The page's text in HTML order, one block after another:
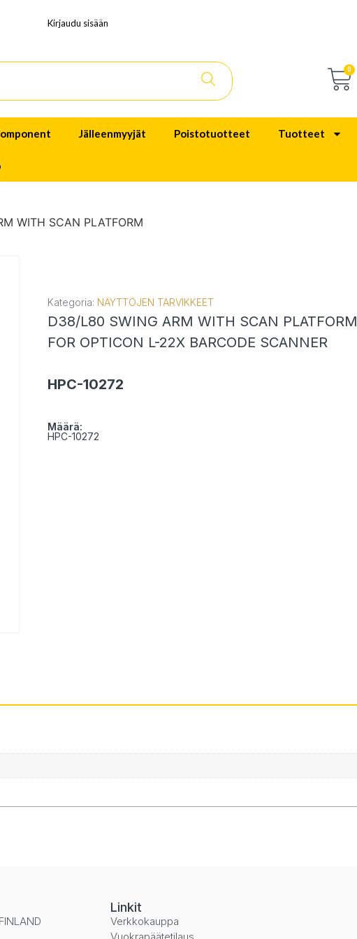
Kirjaudu sisään
0
Jälleenmyyjät Poistotuotteet Tuotteet
WITH SCAN PLATFORM
Kategoria: NÄYTTÖJEN TARVIKKEET
D38/L80 SWING ARM WITH SCAN PLATFORM
FOR OPTICON L-22X BARCODE SCANNER
HPC-10272
Määrä:
HPC-10272
Linkit
Verkkokauppa